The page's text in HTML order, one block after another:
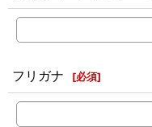
フリガナ [必須]